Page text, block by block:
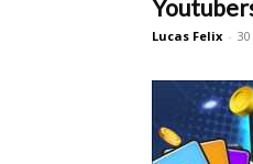
Lucas Felix -